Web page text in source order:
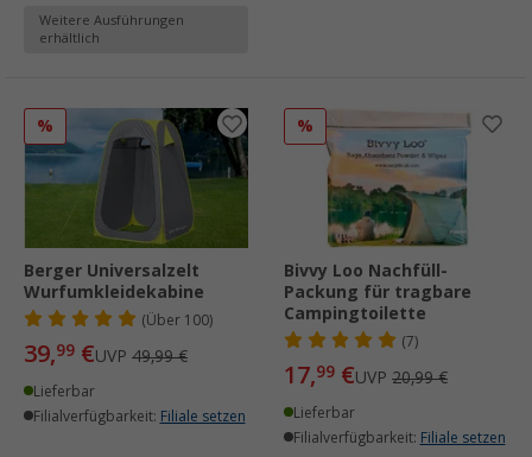
Weitere Ausführungen
erhältlich
%
Berger Universalzelt
Wurfumkleidekabine
(Über100)
39,99 €UVP 49,99 €
Lieferbar
Filialverfügbarkeit: Filiale setzen
%
Bivvy Loo Nachfüll-
Packung für tragbare
Campingtoilette
(7)
17,99 €UVP 20,99 €
Lieferbar
Filialverfügbarkeit: Filiale setzen